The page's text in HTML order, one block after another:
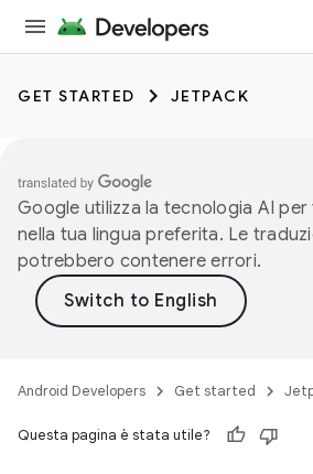
GET STARTED JETPACK
Google utilizza la tecnologia AI
nella tua lingua preferita. Le
potrebbero contenere errori.
Android Developers Get started
Questa pagina è stata utile?